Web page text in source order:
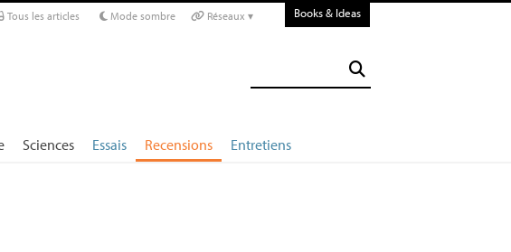
Tous les articles Mode sombre Réseaux ▾ Books & Ideas
Sciences Essais Recensions Entretiens